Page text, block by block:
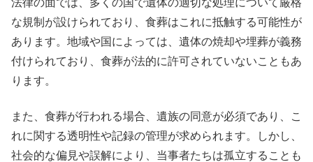
法律の面では、多くの国で遺体の適切な処理について厳格
な規制が設けられており、食葬はこれに抵触する可能性が
あります。地域や国によっては、遺体の焼却や埋葬が義務
付けられており、食葬が法的に許可されていないこともあ
ります。
また、食葬が行われる場合、遺族の同意が必須であり、こ
れに関する透明性や記録の管理が求められます。しかし、
社会的な偏見や誤解により、当事者たちは孤立することも